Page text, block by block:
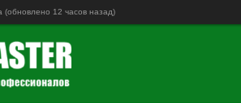
(обновлено 12 часов назад)